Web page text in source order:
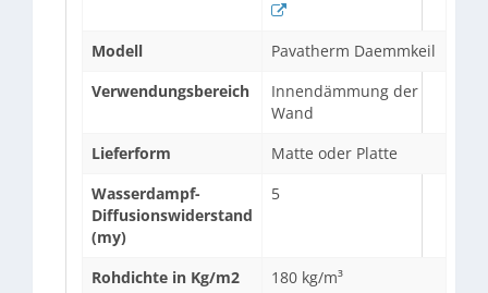
Modell
Pavatherm Daemmkeil
Verwendungsbereich
Innendämmung der
Wand
Lieferform
Matte oder Platte
Wasserdampf-
Diffusionswiderstand
(my)
5
Rohdichte in Kg/m2
180 kg/m³